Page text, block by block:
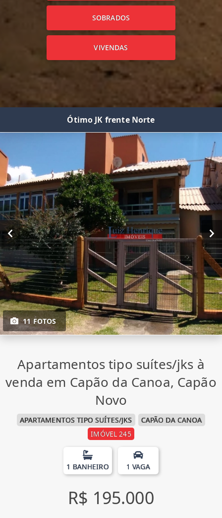
SOBRADOS
VIVENDAS
Ótimo JK frente Norte
11 FOTOS
Apartamentos tipo suítes/jks à
venda em Capão da Canoa, Capão
Novo
APARTAMENTOS TIPO SUÍTES/JKS
CAPÃO DA CANOA
IMÓVEL 245
1 BANHEIRO 1 VAGA
R$ 195.000